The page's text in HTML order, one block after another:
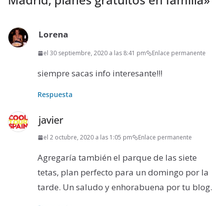
Lorena
el 30 septiembre, 2020 a las 8:41 pm Enlace permanente
siempre sacas info interesante!!!
Respuesta
javier
el 2 octubre, 2020 a las 1:05 pm Enlace permanente
Agregaría también el parque de las siete
tetas, plan perfecto para un domingo por la
tarde. Un saludo y enhorabuena por tu blog.